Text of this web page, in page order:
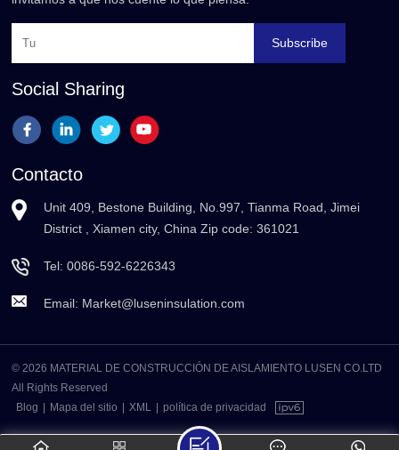
Subscribe
Social Sharing
Contacto
Unit 409, Bestone Building, No.997, Tianma Road, Jimei
District , Xiamen city, China Zip code: 361021
Tel:0086-592-6226343
Email: Market@luseninsulation.com
© 2026 MATERIAL DE CONSTRUCCIÓN DE AISLAMIENTO LUSEN CO.LTD
All Rights Reserved
Blog
Mapa del sitio XML política de privacidad